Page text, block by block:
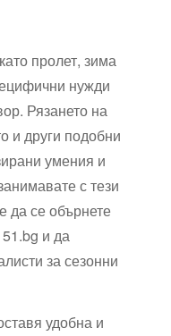
пролет, зима
нужди
Рязането на
и други подобни
умения и
с тези
да се обърнете
и да
за сезонни
удобна и